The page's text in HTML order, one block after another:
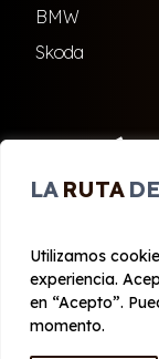
LA RUTA
Utilizamos
experiencia.
en “Acepto”.
momento.
BMW
Skoda
El Ejido
©
Aviso legal y